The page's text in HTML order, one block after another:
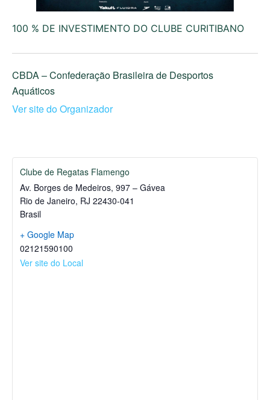
100 % DE INVESTIMENTO DO CLUBE CURITIBANO
CBDA – Confederação Brasileira de Desportos
Aquáticos
Ver site do Organizador
Clube de Regatas Flamengo
Av. Borges de Medeiros, 997 – Gávea
Rio de Janeiro, RJ 22430-041
Brasil
+ Google Map
02121590100
Ver site do Local